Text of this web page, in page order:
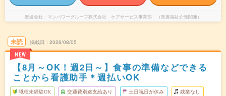
派遣会社 マンパワーグループ株式会社 ケアサービス事業部 （医療福祉介護関連）
未読
NEW
掲載日 2026/08/05
【8月～OK！週2日～】食事の準備などできる
ことから看護助手＊週払いOK
職種未経験OK 交通費別途支給あり 土日祝日が休み 残業なし